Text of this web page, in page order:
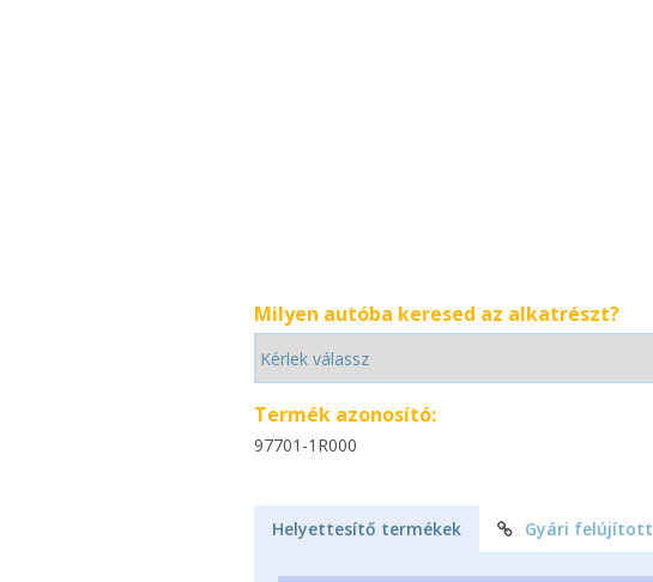
Milyen autóba keresed az alkatrészt?
Termék azonosító:
97701-1R000
Helyettesítő termékek Gyári felújított